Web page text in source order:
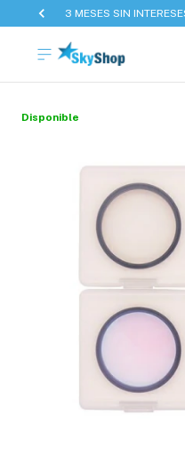
3 MESES SIN
Disponible